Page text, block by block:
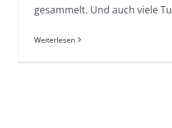
gesammelt. Und auch viele
Weiterlesen